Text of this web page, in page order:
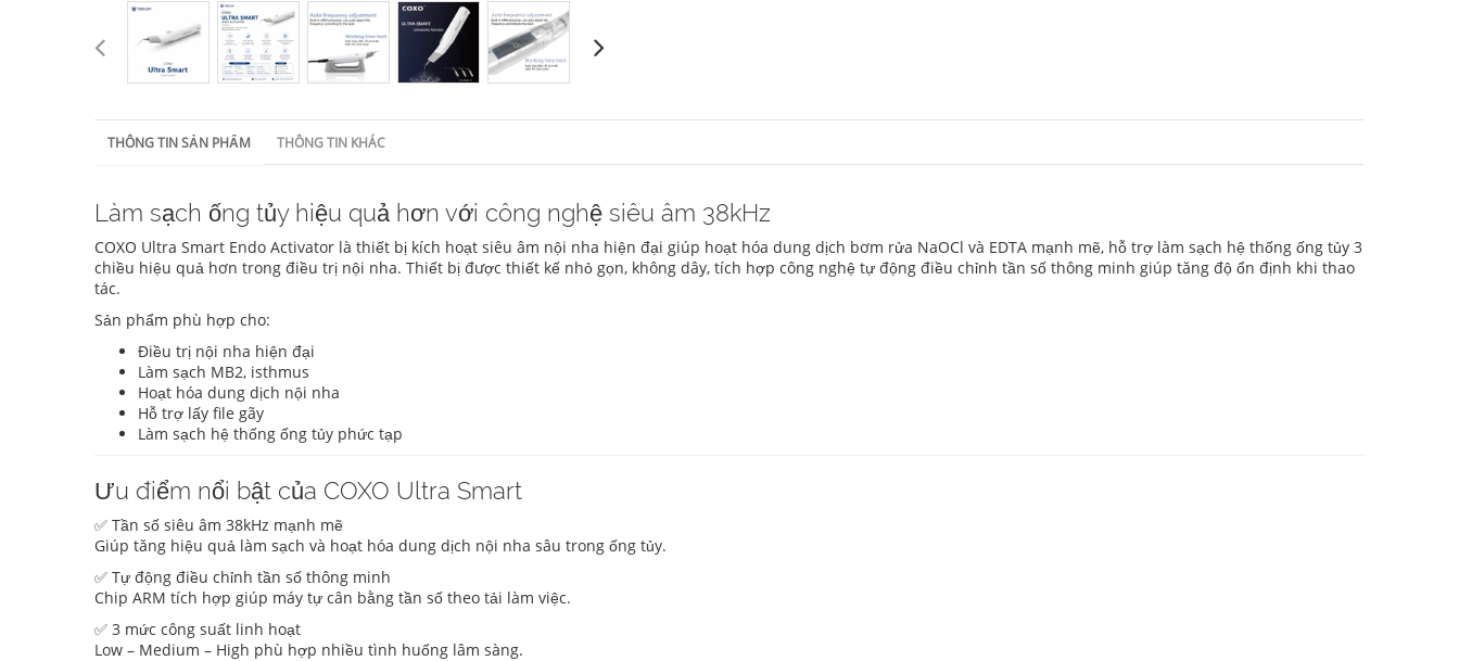
THÔNG TIN SẢN PHẨM THÔNG TIN KHÁC
Làm sạch ống tủy hiệu quả hơn với công nghệ siêu âm 38kHz
COXO Ultra Smart Endo Activator là thiết bị kích hoạt siêu âm nội nha hiện đại giúp hoạt hóa dung dịch bơm rửa NaOCl và EDTA mạnh mẽ, hỗ trợ làm sạch hệ thống ống tủy 3
chiều hiệu quả hơn trong điều trị nội nha. Thiết bị được thiết kế nhỏ gọn, không dây, tích hợp công nghệ tự động điều chỉnh tần số thông minh giúp tăng độ ổn định khi thao
tác.
Sản phẩm phù hợp cho:
Điều trị nội nha hiện đại
Làm sạch MB2, isthmus
Hoạt hóa dung dịch nội nha
Hỗ trợ lấy file gãy
Làm sạch hệ thống ống tủy phức tạp
Ưu điểm nổi bật của COXO Ultra Smart
✅ Tần số siêu âm 38kHz mạnh mẽ
Giúp tăng hiệu quả làm sạch và hoạt hóa dung dịch nội nha sâu trong ống tủy.
✅ Tự động điều chỉnh tần số thông minh
Chip ARM tích hợp giúp máy tự cân bằng tần số theo tải làm việc.
✅ 3 mức công suất linh hoạt
Low – Medium – High phù hợp nhiều tình huống lâm sàng.